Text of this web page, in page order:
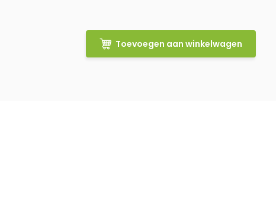
Toevoegen aan winkelwagen